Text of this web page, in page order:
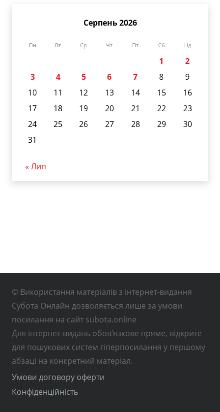
Серпень 2026
Пн Вт Ср Чт Пт Сб Нд
1
2
3
4 5 6 7 8
9
10
11 12 13 14 15
16
17
18 19 20 21 22
23
24
25 26 27 28 29
30
31
« Лип
© Використання матеріалів з інтернет-видання
Субота Онлайн дозволяється лише за умови
посилання на сайт subota.online
Для інтернет-видань обов’язкове пряме, відкрите
для пошукових систем гіперпосилання у першому
абзаці на конкретний матеріал.
Умови договору оферти
Конфіденційність